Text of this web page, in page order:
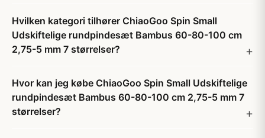
Hvilken kategori tilhører ChiaoGoo Spin Small
Udskiftelige rundpindesæt Bambus 60-80-100 cm
2,75-5 mm 7 størrelser?
Hvor kan jeg købe ChiaoGoo Spin Small Udskiftelige
rundpindesæt Bambus 60-80-100 cm 2,75-5 mm 7
størrelser?